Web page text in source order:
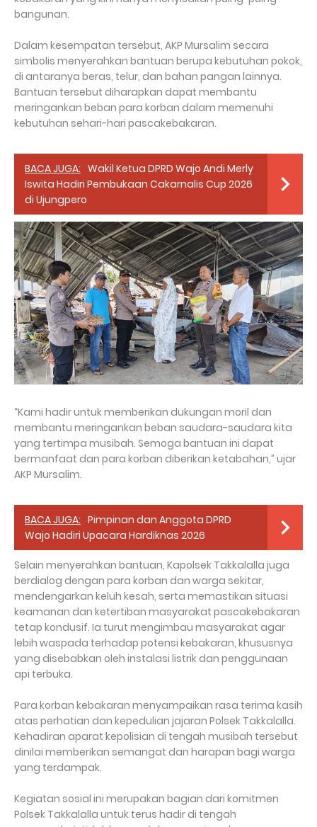
bangunan.
Dalam kesempatan tersebut, AKP Mursalim secara
simbolis menyerahkan bantuan berupa kebutuhan pokok,
di antaranya beras, telur, dan bahan pangan lainnya.
Bantuan tersebut diharapkan dapat membantu
meringankan beban para korban dalam memenuhi
kebutuhan sehari-hari pascakebakaran.
BACA JUGA: Wakil Ketua DPRD Wajo Andi Merly
Iswita Hadiri Pembukaan Cakarnalis Cup 2026
di Ujungpero
“Kami hadir untuk memberikan dukungan moril dan
membantu meringankan beban saudara-saudara kita
yang tertimpa musibah. Semoga bantuan ini dapat
bermanfaat dan para korban diberikan ketabahan,” ujar
AKP Mursalim.
BACA JUGA: Pimpinan dan Anggota DPRD
Wajo Hadiri Upacara Hardiknas 2026
Selain menyerahkan bantuan, Kapolsek Takkalalla juga
berdialog dengan para korban dan warga sekitar,
mendengarkan keluh kesah, serta memastikan situasi
keamanan dan ketertiban masyarakat pascakebakaran
tetap kondusif. Ia turut mengimbau masyarakat agar
lebih waspada terhadap potensi kebakaran, khususnya
yang disebabkan oleh instalasi listrik dan penggunaan
api terbuka.
Para korban kebakaran menyampaikan rasa terima kasih
atas perhatian dan kepedulian jajaran Polsek Takkalalla.
Kehadiran aparat kepolisian di tengah musibah tersebut
dinilai memberikan semangat dan harapan bagi warga
yang terdampak.
Kegiatan sosial ini merupakan bagian dari komitmen
Polsek Takkalalla untuk terus hadir di tengah